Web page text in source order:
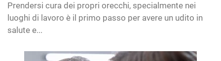
Prendersi cura dei propri orecchi, specialmente nei
luoghi di lavoro è il primo passo per avere un udito in
salute e...